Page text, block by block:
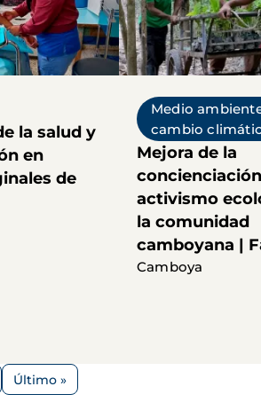
la salud y
en
de
Medio
cambio
Mejora de la
activismo
la comunidad
camboyana |
Camboya
Última
Último »